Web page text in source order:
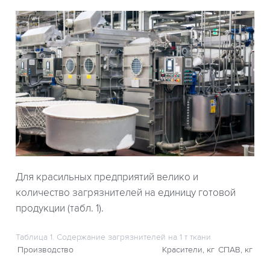
Для красильных предприятий велико и
количество загрязнителей на единицу готовой
продукции (табл. 1).
Таблица 1. Содержание загрязнителей на 1 т ткани
Производство
Красители, кг СПАВ, кг